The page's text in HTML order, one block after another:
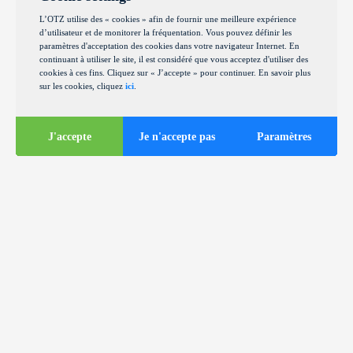
L’OTZ utilise des « cookies » afin de fournir une meilleure expérience
d’utilisateur et de monitorer la fréquentation. Vous pouvez définir les
paramètres d'acceptation des cookies dans votre navigateur Internet. En
continuant à utiliser le site, il est considéré que vous acceptez d'utiliser des
cookies à ces fins. Cliquez sur « J’accepte » pour continuer. En savoir plus
sur les cookies, cliquez ici
J'accepte Je n'accepte pas Paramètres